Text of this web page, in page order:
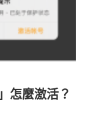
怎麼激活？